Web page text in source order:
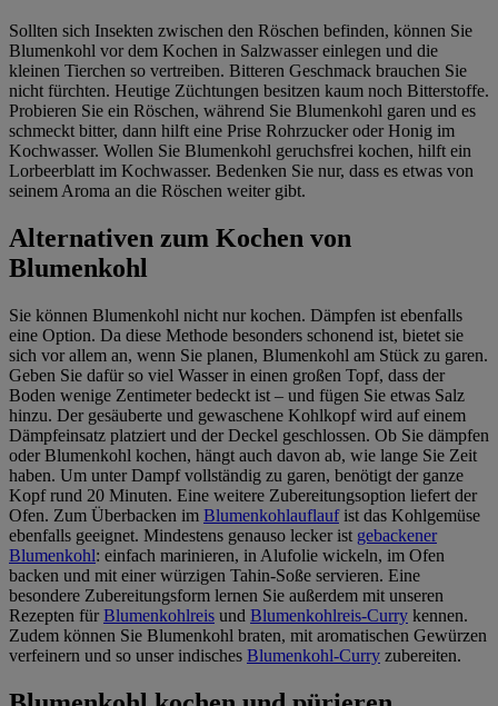
Sollten sich Insekten zwischen den Röschen befinden, können Sie
Blumenkohl vor dem Kochen in Salzwasser einlegen und die
kleinen Tierchen so vertreiben. Bitteren Geschmack brauchen Sie
nicht fürchten. Heutige Züchtungen besitzen kaum noch Bitterstoffe.
Probieren Sie ein Röschen, während Sie Blumenkohl garen und es
schmeckt bitter, dann hilft eine Prise Rohrzucker oder Honig im
Kochwasser. Wollen Sie Blumenkohl geruchsfrei kochen, hilft ein
Lorbeerblatt im Kochwasser. Bedenken Sie nur, dass es etwas von
seinem Aroma an die Röschen weiter gibt.
Alternativen zum Kochen von
Blumenkohl
Sie können Blumenkohl nicht nur kochen. Dämpfen ist ebenfalls
eine Option. Da diese Methode besonders schonend ist, bietet sie
sich vor allem an, wenn Sie planen, Blumenkohl am Stück zu garen.
Geben Sie dafür so viel Wasser in einen großen Topf, dass der
Boden wenige Zentimeter bedeckt ist – und fügen Sie etwas Salz
hinzu. Der gesäuberte und gewaschene Kohlkopf wird auf einem
Dämpfeinsatz platziert und der Deckel geschlossen. Ob Sie dämpfen
oder Blumenkohl kochen, hängt auch davon ab, wie lange Sie Zeit
haben. Um unter Dampf vollständig zu garen, benötigt der ganze
Kopf rund 20 Minuten. Eine weitere Zubereitungsoption liefert der
Ofen. Zum Überbacken im Blumenkohlauflaufist das Kohlgemüse
ebenfalls geeignet. Mindestens genauso lecker ist gebackener
Blumenkohl: einfach marinieren, in Alufolie wickeln, im Ofen
backen und mit einer würzigen Tahin-Soße servieren. Eine
besondere Zubereitungsform lernen Sie außerdem mit unseren
Rezepten für Blumenkohlreis und Blumenkohlreis-Curry kennen.
Zudem können Sie Blumenkohl braten, mit aromatischen Gewürzen
verfeinern und so unser indisches Blumenkohl-Curry zubereiten.